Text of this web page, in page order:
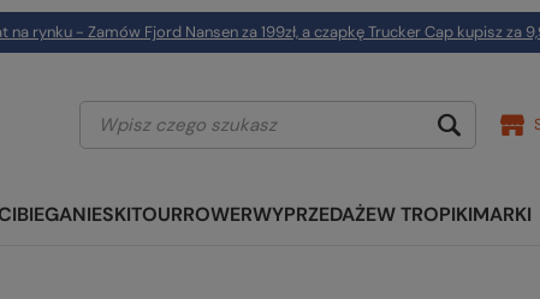
na rynku - Zamów Fjord Nansen za 199zł, a czapkę Trucker Cap kupisz za
BIEGANIESKITOURROWERWYPRZEDAŻEW TROPIKIMARKI